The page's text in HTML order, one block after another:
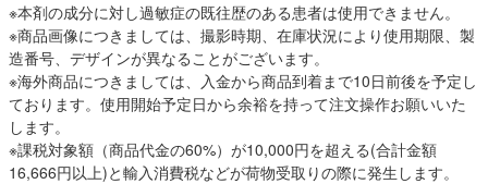
※本剤の成分に対し過敏症の既往歴のある患者は使用できません。
※商品画像につきましては、撮影時期、在庫状況により使用期限、製
造番号、デザインが異なることがございます。
※海外商品につきましては、入金から商品到着まで10日前後を予定し
ております。使用開始予定日から余裕を持って注文操作お願いいた
します。
※課税対象額（商品代金の60%）が10,000円を超える(合計金額
16,666円以上)と輸入消費税などが荷物受取りの際に発生します。